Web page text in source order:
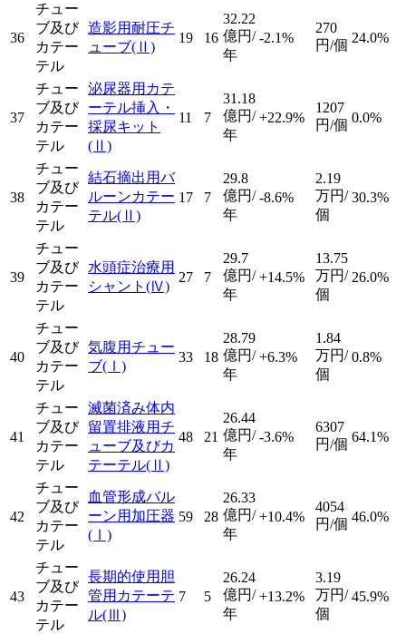
36
チュー
ブ及び
カテー
テル
造影用耐圧チ
ューブ(Ⅱ)
19 16
32.22
億円/
年
-2.1%
270
円/個 24.0%
37
チュー
ブ及び
カテー
テル
泌尿器用カテ
ーテル挿入・
採尿キット
(Ⅱ)
11 7
31.18
億円/
年
+22.9%
1207
円/個 0.0%
38
チュー
ブ及び
カテー
テル
結石摘出用バ
ルーンカテー
テル(Ⅱ)
17 7
29.8
億円/
年
-8.6%
2.19
万円/
個
30.3%
39
チュー
ブ及び
カテー
テル
水頭症治療用
シャント (Ⅳ)
27 7
29.7
億円/
年
+14.5%
13.75
万円/
個
26.0%
40
チュー
ブ及び
カテー
テル
気腹用チュー
ブ(Ⅰ)
33 18
28.79
億円/
年
+6.3%
1.84
万円/
個
0.8%
41
チュー
ブ及び
カテー
テル
滅菌済み体内
留置排液用チ
ューブ及びカ
テーテル(Ⅱ)
48 21
26.44
億円/
年
-3.6%
6307
円/個 64.1%
42
チュー
ブ及び
カテー
テル
血管形成バル
ーン用加圧器
(Ⅰ)
59 28
26.33
億円/
年
+10.4%
4054
円/個 46.0%
43
チュー
ブ及び
カテー
テル
長期的使用胆
管用カテーテ
ル(Ⅲ)
7 5
26.24
億円/
年
+13.2%
3.19
万円/
個
45.9%